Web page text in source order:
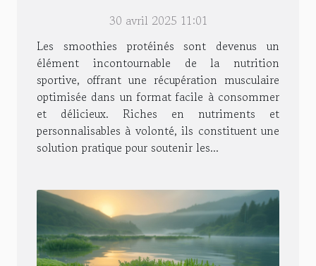
30 avril 2025 11:01
Les smoothies protéinés sont devenus un
élément incontournable de la nutrition
sportive, offrant une récupération musculaire
optimisée dans un format facile à consommer
et délicieux. Riches en nutriments et
personnalisables à volonté, ils constituent une
solution pratique pour soutenir les...